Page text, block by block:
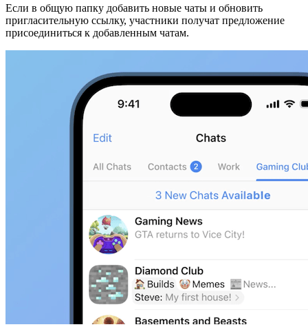
Если в общую папку добавить новые чаты и обновить
пригласительную ссылку, участники получат предложение
присоединиться к добавленным чатам.